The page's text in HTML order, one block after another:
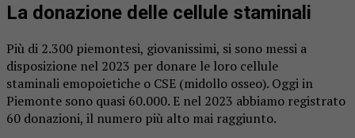
La donazione delle cellule staminali
Più di 2.300 piemontesi, giovanissimi, si sono messi a
disposizione nel 2023 per donare le loro cellule
staminali emopoietiche o CSE (midollo osseo). Oggi in
Piemonte sono quasi 60.000. E nel 2023 abbiamo registrato
60 donazioni, il numero più alto mai raggiunto.